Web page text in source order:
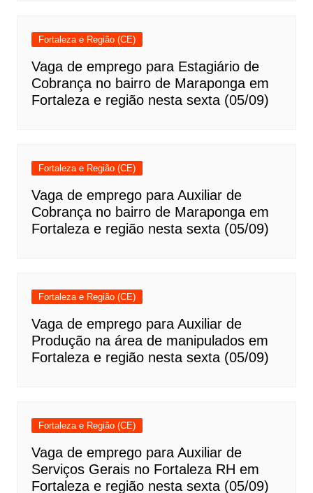
Fortaleza e Região (CE)
Vaga de emprego para Estagiário de
Cobrança no bairro de Maraponga em
Fortaleza e região nesta sexta (05/09)
Fortaleza e Região (CE)
Vaga de emprego para Auxiliar de
Cobrança no bairro de Maraponga em
Fortaleza e região nesta sexta (05/09)
Fortaleza e Região (CE)
Vaga de emprego para Auxiliar de
Produção na área de manipulados em
Fortaleza e região nesta sexta (05/09)
Fortaleza e Região (CE)
Vaga de emprego para Auxiliar de
Serviços Gerais no Fortaleza RH em
Fortaleza e região nesta sexta (05/09)